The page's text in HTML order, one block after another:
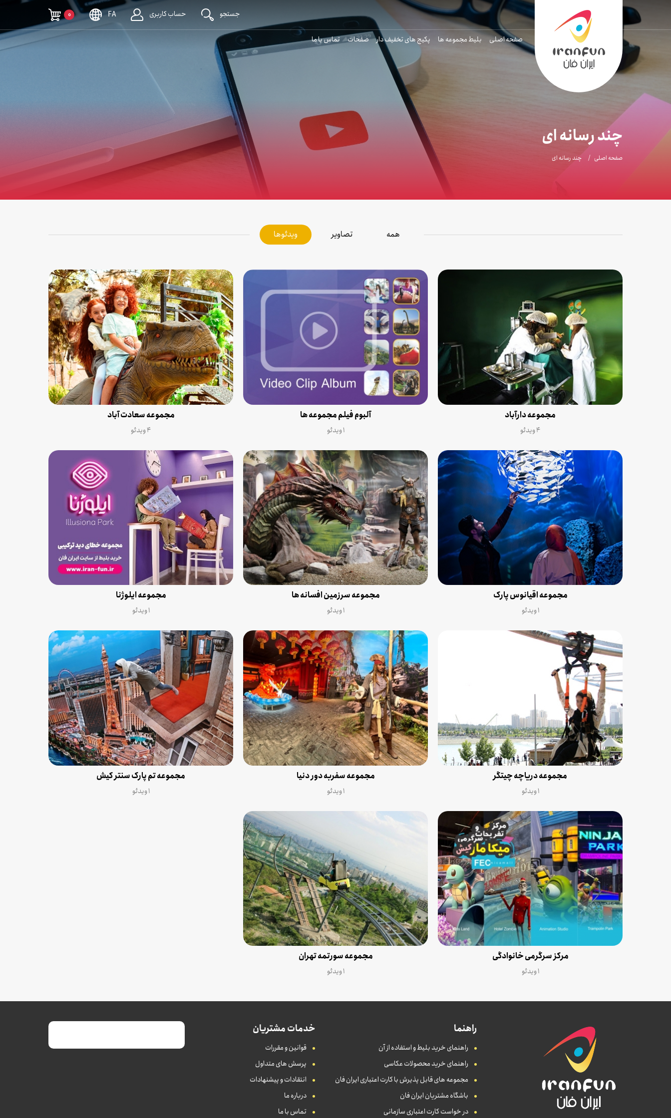
جستجو حساب کاربری FA
0
صفحه اصلی بلیط مجموعه ها پکیج های تخفیف دار صفحات تماس با ما
چند رسانه ای
صفحه اصلی چند رسانه ای
همه تصاویر ویدئوها
مجموعه دارآباد
۴ ویدئو
آلبوم فیلم مجموعه ها
۱ ویدئو
مجموعه سعادت آباد
۴ ویدئو
مجموعه اقیانوس پارک
۱ ویدئو
مجموعه سرزمین افسانه ها
۱ ویدئو
مجموعه ایلوژنا
۱ ویدئو
مجموعه دریاچه چیتگر
۱ ویدئو
مجموعه سفربه دور دنیا
۱ ویدئو
مجموعه تم پارک سنتر کیش
۱ ویدئو
مرکز سرگرمی خانوادگی
۱ ویدئو
مجموعه سورتمه تهران
۱ ویدئو
راهنما
راهنمای خرید بلیط و استفاده از آن
راهنمای خرید محصولات عکاسی
مجموعه های قابل پذیرش با کارت اعتباری ایران فان
باشگاه مشتریان ایران فان
در خواست کارت اعتباری سازمانی
خدمات مشتریان
قوانین و مقررات
پرسش های متداول
انتقادات و پیشنهادات
درباره ما
تماس با ما